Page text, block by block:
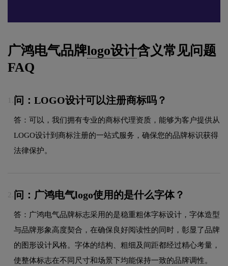
广鸿电气品牌logo设计含义常见问题
FAQ
问：LOGO设计可以注册商标吗？
答：可以，我们拥有专业的商标代理资质，能够为客户提供从
LOGO设计到商标注册的一站式服务，确保您的品牌标识获得
法律保护。
2. 问：广鸿电气logo使用的是什么字体？
答：广鸿电气品牌标志采用的是稳重粗体字标设计，字体造型
与品牌形象高度契合，在确保良好阅读性的同时，彰显了品牌
的图形设计风格。字体的结构、粗细及间距都经过精心考量，
使整体标志在不同尺寸和场景下均能保持一致的品牌调性。